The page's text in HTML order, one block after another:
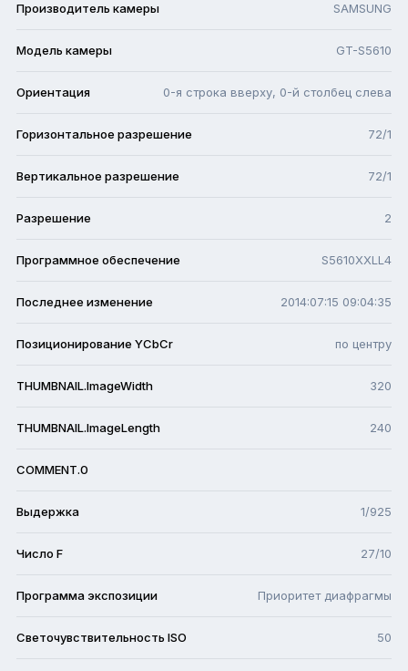
Производитель камеры SAMSUNG
Модель камеры GT-S5610
Ориентация 0-я строка вверху, 0-й столбец слева
Горизонтальное разрешение 72/1
Вертикальное разрешение 72/1
Разрешение 2
Программное обеспечение S5610XXLL4
Последнее изменение 2014:07:15 09:04:35
Позиционирование YCbCr по центру
THUMBNAIL.ImageWidth 320
THUMBNAIL.ImageLength 240
COMMENT.0
Выдержка 1/925
Число F 27/10
Программа экспозиции Приоритет диафрагмы
Светочувствительность ISO 50